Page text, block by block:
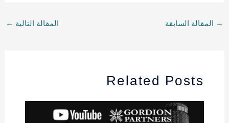
→ المقالة السابقة المقالة التالية ←
Related Posts